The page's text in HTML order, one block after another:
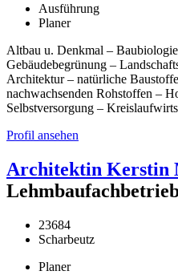
Ausführung
Planer
Altbau u. Denkmal –
Gebäudebegrünung –
Architektur – natürliche
nachwachsenden Rohstoffen –
Selbstversorgung –
Profil ansehen
Architektin Kerstin
23684
Scharbeutz
Planer